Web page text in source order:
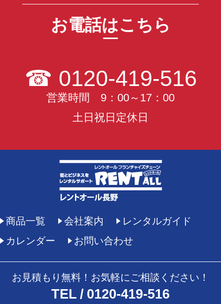
お電話はこちら
☎ 0120-419-516
営業時間 9：00～17：00
土日祝日定休日
商品一覧 会社案内
レンタルガイド
カレンダー
お問い合わせ
お見積もり無料！お気軽にご相談ください！
TEL 0120-419-516